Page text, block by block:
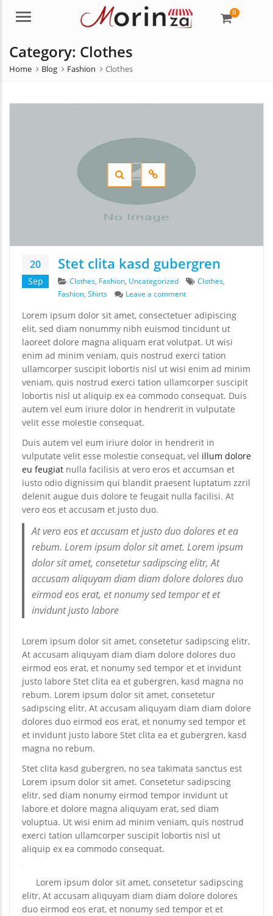
Menu 0
Category: Clothes
Home Blog Fashion Clothes
20
Sep
Stet clita kasd gubergren
Categories
Clothes, Fashion, Uncategorized Tags
Clothes,
Fashion, Shirts Leave a commenton Stet clita kasd
Lorem ipsum dolor sit amet, consectetuer adipiscing
elit, sed diam nonummy nibh euismod tincidunt ut
laoreet dolore magna aliquam erat volutpat. Ut wisi
enim ad minim veniam, quis nostrud exerci tation
ullamcorper suscipit lobortis nisl ut wisi enim ad minim
veniam, quis nostrud exerci tation ullamcorper suscipit
lobortis nisl ut aliquip ex ea commodo consequat. Duis
autem vel eum iriure dolor in hendrerit in vulputate
velit esse molestie consequat.
Duis autem vel eum iriure dolor in hendrerit in
vulputate velit esse molestie consequat, vel illum dolore
eu feugiat nulla facilisis at vero eros et accumsan et
iusto odio dignissim qui blandit praesent luptatum zzril
delenit augue duis dolore te feugait nulla facilisi. At
vero eos et accusam et justo duo.
At vero eos et accusam et justo duo dolores et ea
rebum. Lorem ipsum dolor sit amet. Lorem ipsum
dolor sit amet, consetetur sadipscing elitr, At
accusam aliquyam diam diam dolore dolores duo
eirmod eos erat, et nonumy sed tempor et et
invidunt justo labore
Lorem ipsum dolor sit amet, consetetur sadipscing elitr,
At accusam aliquyam diam diam dolore dolores duo
eirmod eos erat, et nonumy sed tempor et et invidunt
justo labore Stet clita ea et gubergren, kasd magna no
rebum. Lorem ipsum dolor sit amet, consetetur
sadipscing elitr, At accusam aliquyam diam diam dolore
dolores duo eirmod eos erat, et nonumy sed tempor et
et invidunt justo labore Stet clita ea et gubergren, kasd
magna no rebum.
Stet clita kasd gubergren, no sea takimata sanctus est
Lorem ipsum dolor sit amet. Consetetur sadipscing
elitr, sed diam nonumy eirmod tempor invidunt ut
labore et dolore magna aliquyam erat, sed diam
voluptua. Ut wisi enim ad minim veniam, quis nostrud
exerci tation ullamcorper suscipit lobortis nisl ut
aliquip ex ea commodo consequat.
Lorem ipsum dolor sit amet, consetetur sadipscing
elitr, At accusam aliquyam diam diam dolore dolores
duo eirmod eos erat, et nonumy sed tempor et et